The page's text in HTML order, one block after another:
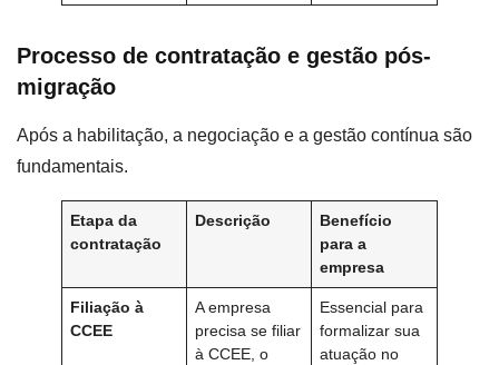
Processo de contratação e gestão pós-
migração
Após a habilitação, a negociação e a gestão contínua são
fundamentais.
Etapa da
contratação
Descrição
Benefício
para a
empresa
Filiação à
CCEE
A empresa
precisa se filiar
à CCEE, o
Essencial para
formalizar sua
atuação no